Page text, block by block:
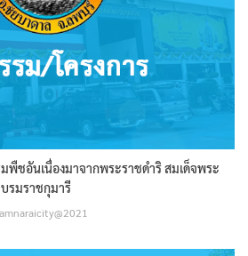
พืชอันเนื่องมาจากพระราชดำริ สมเด็จพระ
รมราชกุมารี